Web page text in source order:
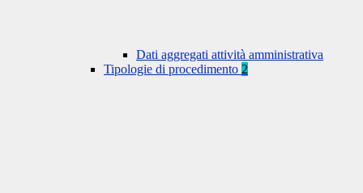
Dati aggregati attività amministrativa
Tipologie di procedimento 2